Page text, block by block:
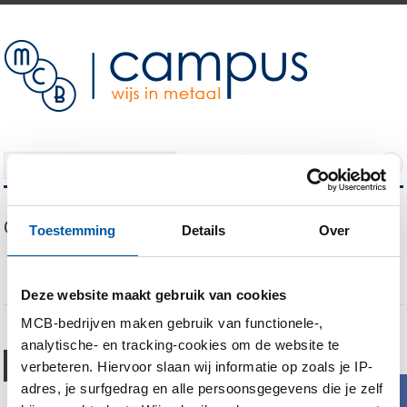
Toestemming Details Over
Deze website maakt gebruik van cookies
MCB-bedrijven maken gebruik van functionele-,
analytische- en tracking-cookies om de website te
verbeteren. Hiervoor slaan wij informatie op zoals je IP-
adres, je surfgedrag en alle persoonsgegevens die je zelf
Our Blog
Besmettingscorrosie van
roestvast staal: wat is dat?
b